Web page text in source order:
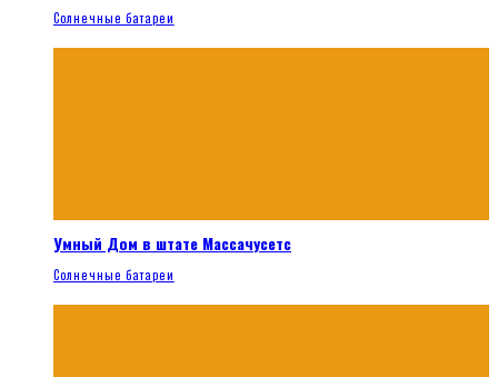
Солнечные батареи
Умный Дом в штате Массачусетс
Солнечные батареи